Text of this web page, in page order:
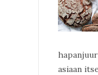
asiaan